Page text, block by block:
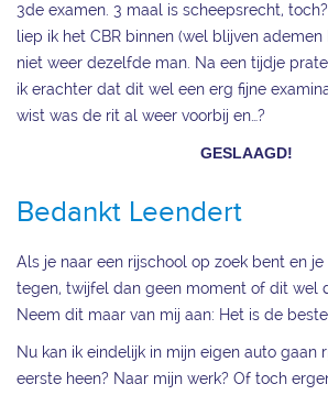
3de examen. 3 maal is scheepsrecht,
liep ik het CBR binnen (wel blijven
niet weer dezelfde man. Na een tijdje
ik erachter dat dit wel een erg fijne
wist was de rit al weer voorbij en…?
GESLAAGD!
Bedankt Leendert
Als je naar een rijschool op zoek bent en
tegen, twijfel dan geen moment of dit wel
Neem dit maar van mij aan: Het is de
Nu kan ik eindelijk in mijn eigen auto gaan
eerste heen? Naar mijn werk? Of toch